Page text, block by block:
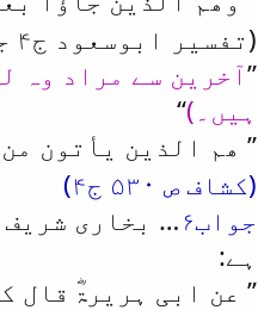
(تفسیر ابوسعود ج۴ جز ۸ ص ۲۴۷)
’’آخرین سے مراد وہ
ہیں۔)‘‘
’’ ھم الذین یأتون
(کشاف ص ۵۳۰ ج۴)
جواب۶ …
ہے:
’’ عن ابی ہریرۃؓ قال